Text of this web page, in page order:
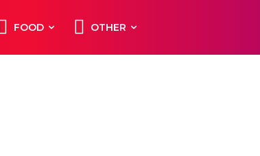
FOOD OTHER